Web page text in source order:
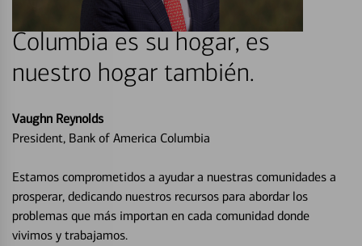
Columbia es su hogar, es
nuestro hogar también.
Vaughn Reynolds
President, Bank of America Columbia
Estamos comprometidos a ayudar a nuestras comunidades a
prosperar, dedicando nuestros recursos para abordar los
problemas que más importan en cada comunidad donde
vivimos y trabajamos.